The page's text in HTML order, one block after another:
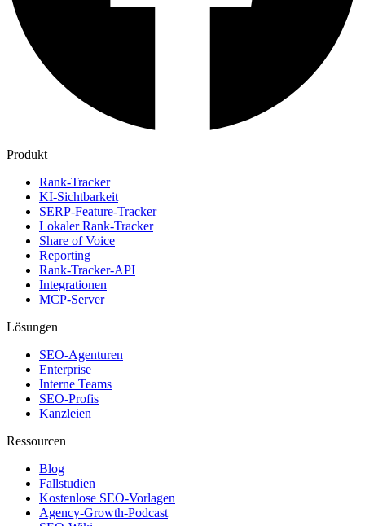
Produkt
Rank-Tracker
KI-Sichtbarkeit
SERP-Feature-Tracker
Lokaler Rank-Tracker
Share of Voice
Reporting
Rank-Tracker-API
Integrationen
MCP-Server
Lösungen
SEO-Agenturen
Enterprise
Interne Teams
SEO-Profis
Kanzleien
Ressourcen
Blog
Fallstudien
Kostenlose SEO-Vorlagen
Agency-Growth-Podcast